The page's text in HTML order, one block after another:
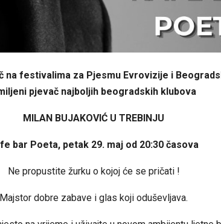
na festivalima za Pjesmu Evrovizije i
pjevač najboljih beogradskih klubova
MILAN BUJAKOVIĆ U TREBINJU
bar Poeta, petak 29. maj od 20:30 časova
Ne propustite žurku o kojoj će se pričati !
Majstor dobre zabave i glas koji oduševljava.